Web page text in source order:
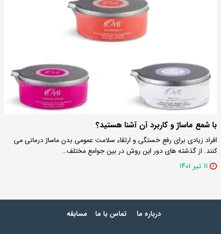
با شمع ماساژ و کاربرد آن آشنا هستید؟
افراد زیادی برای رفع خستگی و ارتقاء سلامت عمومی بدن ماساژ درمانی می
کنند. از گذشته‌ های دور این روش در بین جوامع مختلف…
۱۱ تیر ۱۴۰۱
درباره ما تماس با ما مسابقه